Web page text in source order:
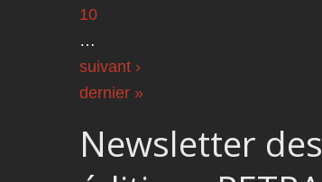
10
…
suivant ›
dernier »
Newsletter des